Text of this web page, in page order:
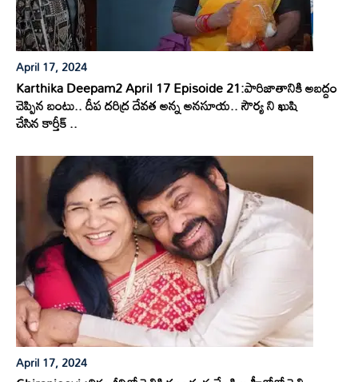
April 17, 2024
Karthika Deepam2 April 17 Episoide 21:పారిజాతానికి అబద్దం
చెప్పిన బంటు.. దీప దరిద్ర దేవత అన్న అనసూయ.. సౌర్య ని ఖుషి
చేసిన కార్తీక్ ..
April 17, 2024